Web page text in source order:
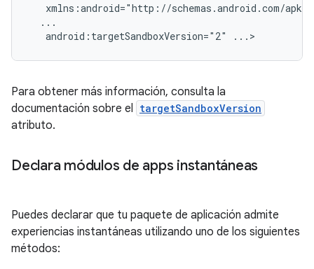
android:targetSandboxVersion="2"
Para obtener más información, consulta la
documentación sobre el targetSandboxVersion
atributo.
Declara módulos de apps instantáneas
Puedes declarar que tu paquete de aplicación admite
experiencias instantáneas utilizando uno de los siguientes
métodos: